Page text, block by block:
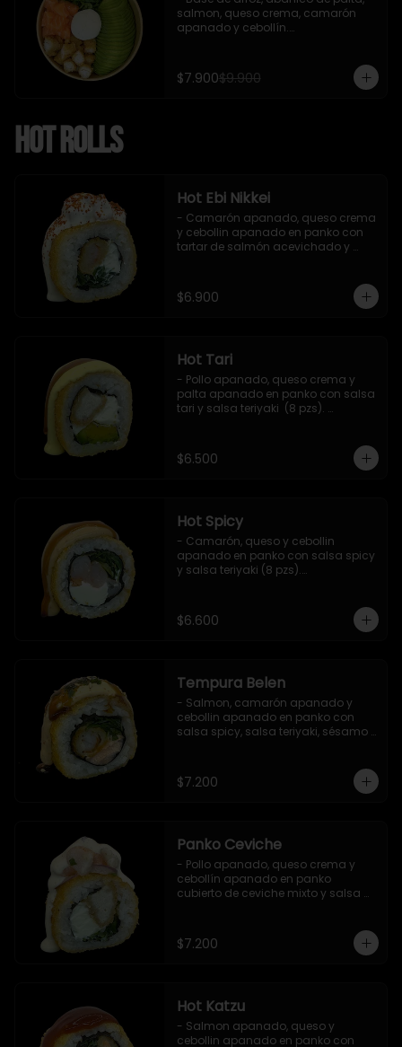
salmon, queso crema, camarón
apanado y cebollín.
$7.900$9.900
Hot Rolls
Hot Ebi Nikkei
- Camarón apanado, queso crema
y cebollin apanado en panko con
tartar de salmón acevichado y
$6.900
Hot Tari
- Pollo apanado, queso crema y
palta apanado en panko con salsa
tari y salsa teriyaki  (8 pzs).
$6.500
Hot Spicy
- Camarón, queso y cebollin
apanado en panko con salsa spicy
y salsa teriyaki (8 pzs).
$6.600
Tempura Belen
- Salmon, camarón apanado y
cebollin apanado en panko con
salsa spicy, salsa teriyaki, sésamo
$7.200
Panko Ceviche
- Pollo apanado, queso crema y
cebollín apanado en panko
cubierto de ceviche mixto y salsa
$7.200
Hot Katzu
- Salmon apanado, queso y
cebollin apanado en panko con